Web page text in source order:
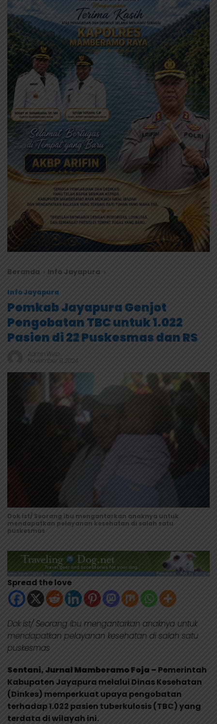
Beranda Info Jayapura
Info Jayapura
Pemkab Jayapura Genjot
Pengobatan TBC untuk 1.022
Pasien di 22 Puskesmas dan RS
Admin Web
November 9, 2024
Dok ist/ Seorang ibu mengantarkan anaknya untuk
mendapatkan pelayanan kesehatan di salah satu
puskesmas
Spread the love
Dok ist/ Seorang ibu mengantarkan anaknya untuk
mendapatkan pelayanan kesehatan di salah satu
puskesmas
Sentani, Jurnal Mamberamo Foja – Pemerintah
Kabupaten Jayapura melalui Dinas Kesehatan
(Dinkes) memperkuat upaya pengobatan
terhadap 1.022 pasien tuberkulosis (TBC) yang
terdata di wilayah ini.